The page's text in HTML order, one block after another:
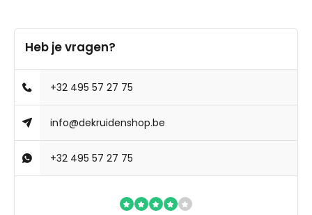
Heb je vragen?
+32 495 57 27 75
info@dekruidenshop.be
+32 495 57 27 75